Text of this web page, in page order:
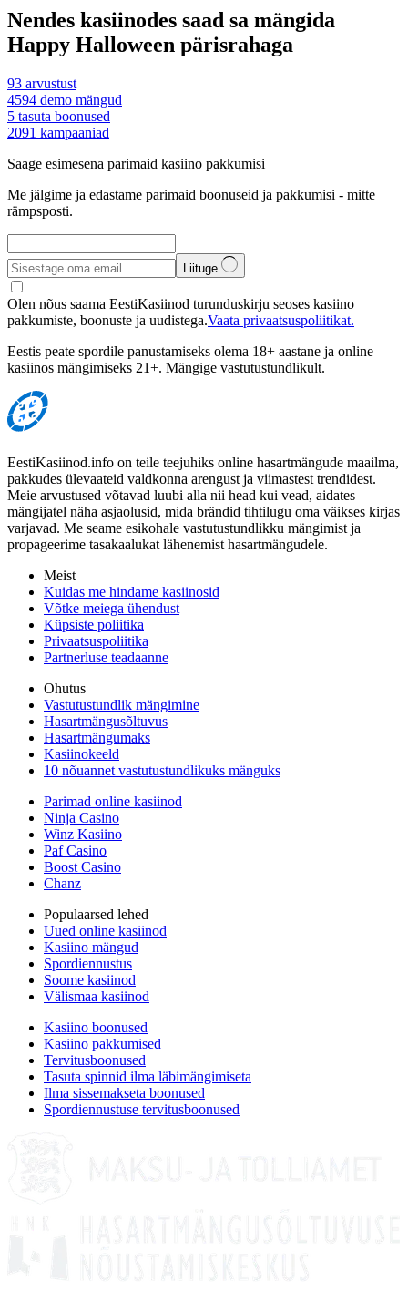
Nendes kasiinodes saad sa mängida
Happy Halloween pärisrahaga
93 arvustust
4594 demo mängud
5 tasuta boonused
2091 kampaaniad
Saage esimesena parimaid kasiino pakkumisi
Me jälgime ja edastame parimaid boonuseid ja pakkumisi - mitte
rämpsposti.
Liituge
Olen nõus saama EestiKasiinod turunduskirju seoses kasiino
pakkumiste, boonuste ja uudistega.Vaata privaatsuspoliitikat.
Eestis peate spordile panustamiseks olema 18+ aastane ja online
kasiinos mängimiseks 21+. Mängige vastutustundlikult.
EestiKasiinod.info on teile teejuhiks online hasartmängude maailma,
pakkudes ülevaateid valdkonna arengust ja viimastest trendidest.
Meie arvustused võtavad luubi alla nii head kui vead, aidates
mängijatel näha asjaolusid, mida brändid tihtilugu oma väikses kirjas
varjavad. Me seame esikohale vastutustundlikku mängimist ja
propageerime tasakaalukat lähenemist hasartmängudele.
Meist
Kuidas me hindame kasiinosid
Võtke meiega ühendust
Küpsiste poliitika
Privaatsuspoliitika
Partnerluse teadaanne
Ohutus
Vastutustundlik mängimine
Hasartmängusõltuvus
Hasartmängumaks
Kasiinokeeld
10 nõuannet vastutustundlikuks mänguks
Parimad online kasiinod
Ninja Casino
Winz Kasiino
Paf Casino
Boost Casino
Chanz
Populaarsed lehed
Uued online kasiinod
Kasiino mängud
Spordiennustus
Soome kasiinod
Välismaa kasiinod
Kasiino boonused
Kasiino pakkumised
Tervitusboonused
Tasuta spinnid ilma läbimängimiseta
Ilma sissemakseta boonused
Spordiennustuse tervitusboonused